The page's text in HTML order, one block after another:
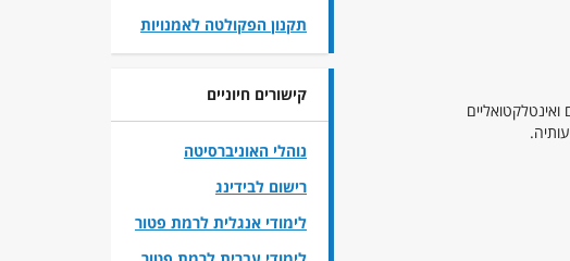
ואינטלקטואליים
תקנון הפקולטה לאמנויות
קישורים חיוניים
נוהלי האוניברסיטה
רישום לבידינג
לימודי אנגלית לרמת פטור